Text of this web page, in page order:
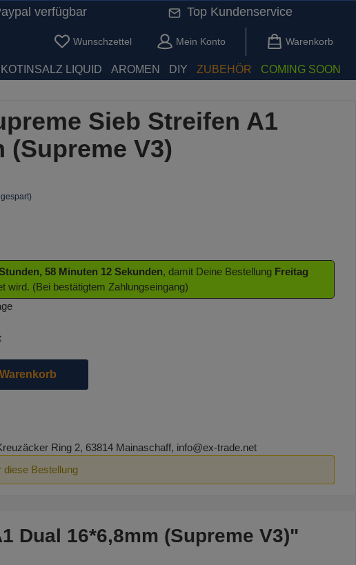
verfügbar Top Kundenservice
Wunschzettel Du hast 0 Produkte auf dem Merkzettel
Mein Konto Warenkorb
LIQUID AROMEN DIY ZUBEHÖR COMING SOON
Sieb Streifen A1
(Supreme V3)
58 Minuten 12 Sekunden, damit Deine Bestellung Freitag
wird. (Bei bestätigtem Zahlungseingang)
Ring 2, 63814 Mainaschaff, info@ex-trade.net
diese Bestellung
Dual 16*6,8mm (Supreme V3)"